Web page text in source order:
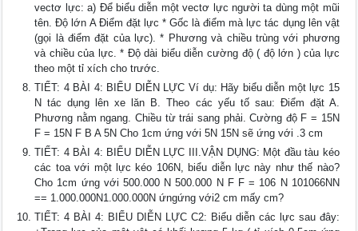
vectơ lực: a) Để biểu diễn một vectơ lực người ta dùng một mũi
tên. Độ lớn A Điểm đặt lực * Gốc là điểm mà lực tác dụng lên vật
(gọi là điểm đặt của lực). * Phương và chiều trùng với phương
và chiều của lực. * Độ dài biểu diễn cường độ ( độ lớn ) của lực
theo một tỉ xích cho trước.
TIẾT: 4 BÀI 4: BIỂU DIỄN LỰC Ví dụ: Hãy biểu diễn một lực 15
N tác dụng lên xe lăn B. Theo các yếu tố sau: Điểm đặt A.
Phương nằm ngang. Chiều từ trái sang phải. Cường độ F = 15N
F = 15N F B A 5N Cho 1cm ứng với 5N 15N sẽ ứng với .3 cm
TIẾT: 4 BÀI 4: BIỂU DIỄN LỰC III.VẬN DỤNG: Một đầu tàu kéo
các toa với một lực kéo 106N, biểu diễn lực này như thế nào?
Cho 1cm ứng với 500.000 N 500.000 N F F = 106 N 101066NN
== 1.000.000N1.000.000N ứngứng với2 cm mấy cm?
TIẾT: 4 BÀI 4: BIỂU DIỄN LỰC C2: Biểu diễn các lực sau đây: